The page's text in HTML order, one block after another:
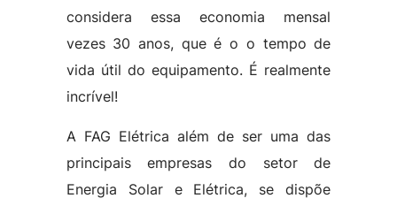
considera essa economia mensal
vezes 30 anos, que é o o tempo de
vida útil do equipamento. É realmente
incrível!
A FAG Elétrica além de ser uma das
principais empresas do setor de
Energia Solar e Elétrica, se dispõe